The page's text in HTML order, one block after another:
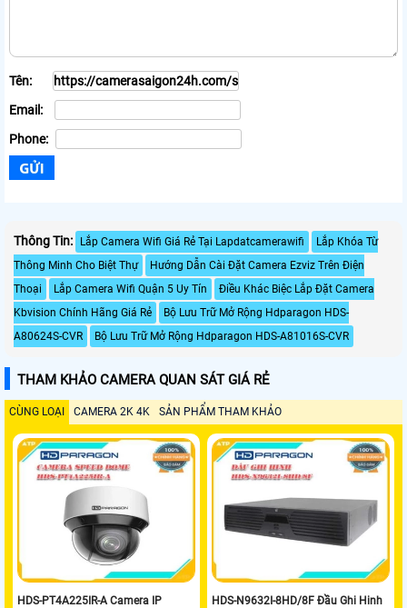
Tên:
Email:
Phone:
Thông Tin: Lắp Camera Wifi Giá Rẻ Tại Lapdatcamerawifi
Lắp Khóa Từ
Thông Minh Cho Biệt Thự
Hướng Dẫn Cài Đặt Camera Ezviz Trên Điện
Thoại
Lắp Camera Wifi Quận 5 Uy Tín
Điều Khác Biệc Lắp Đặt Camera
Kbvision Chính Hãng Giá Rẻ
Bộ Lưu Trữ Mở Rộng Hdparagon HDS-
A80624S-CVR
Bộ Lưu Trữ Mở Rộng Hdparagon HDS-A81016S-CVR
THAM KHẢO CAMERA QUAN SÁT GIÁ RẺ
CÙNG LOẠI CAMERA 2K 4K SẢN PHẨM THAM KHẢO
HDS-PT4A225IR-A Camera IP
HDS-N9632I-8HD/8F Đầu Ghi Hinh